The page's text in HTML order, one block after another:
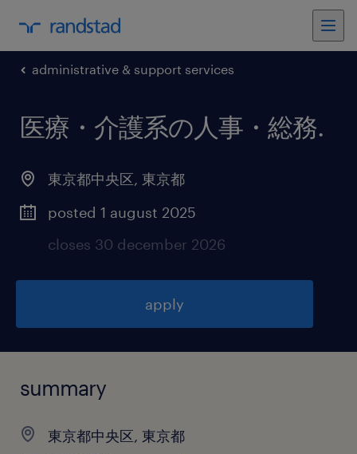
administrative & support services
医療・介護系の人事・総務.
東京都中央区, 東京都
posted 1 august 2025
closes 30 december 2026
apply
summary
東京都中央区, 東京都